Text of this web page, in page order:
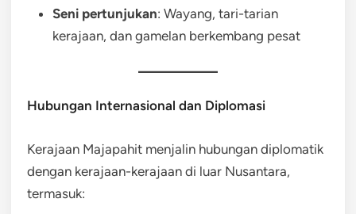
Seni pertunjukan: Wayang, tari-tarian
kerajaan, dan gamelan berkembang pesat
Hubungan Internasional dan Diplomasi
Kerajaan Majapahit menjalin hubungan diplomatik
dengan kerajaan-kerajaan di luar Nusantara,
termasuk: